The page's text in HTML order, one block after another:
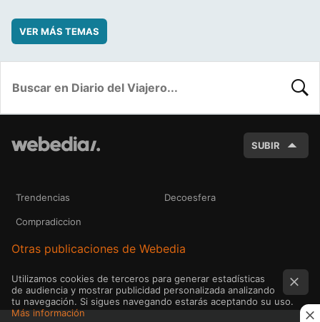
VER MÁS TEMAS
SUBIR
Trendencias Decoesfera
Compradiccion
Otras publicaciones de Webedia
Utilizamos cookies de terceros para generar estadísticas
de audiencia y mostrar publicidad personalizada analizando
tu navegación. Si sigues navegando estarás aceptando su uso.
Más información